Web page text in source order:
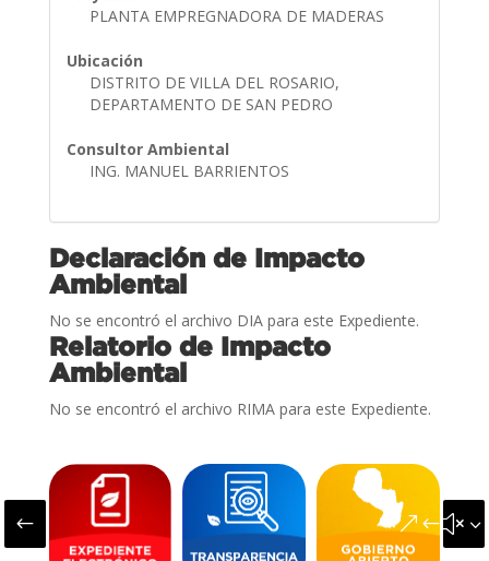
PLANTA EMPREGNADORA DE MADERAS
Ubicación
DISTRITO DE VILLA DEL ROSARIO,
DEPARTAMENTO DE SAN PEDRO
Consultor Ambiental
ING. MANUEL BARRIENTOS
Declaración de Impacto
Ambiental
No se encontró el archivo DIA para este Expediente.
Relatorio de Impacto
Ambiental
No se encontró el archivo RIMA para este Expediente.
#